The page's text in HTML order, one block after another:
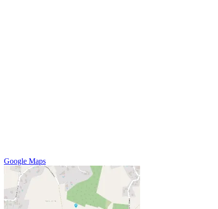
Google Maps